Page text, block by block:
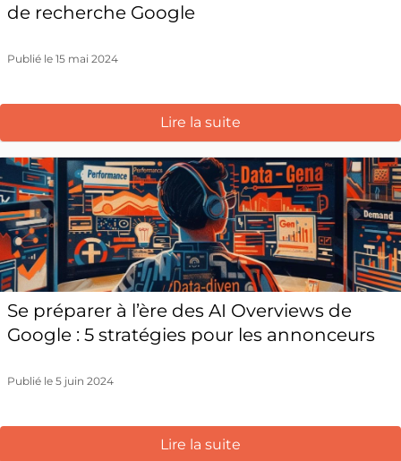
de recherche Google
Publié le 15 mai 2024
Lire la suite
Se préparer à l’ère des AI Overviews de
Google : 5 stratégies pour les annonceurs
Publié le 5 juin 2024
Lire la suite